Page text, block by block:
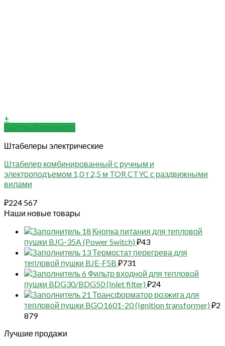
+
Быстрый просмотр
Штабелеры электрические
Штабелер комбинированный с ручным и
электроподъемом 1,0 т 2,5 м TOR CTYC с раздвижными
вилами
₽224 567
Наши новые товары
18 Кнопка питания для тепловой
пушки BJG-35A (Power Switch) ₽43
13 Термостат перегрева для
тепловой пушки BJE-F5B ₽731
6 Фильтр входной для тепловой
пушки BDG30/BDG50 (Inlet filter) ₽24
21 Трансформатор розжига для
тепловой пушки BGO1601-20 (Ignition transformer) ₽2
879
Лучшие продажи